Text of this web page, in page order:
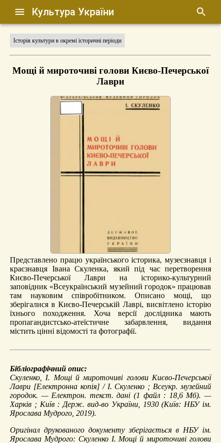
Культура України
Історія культури в окремі історичні періоди
Мощі й мироточиві голови Києво-Печерської
Лаври
Представлено працю українського історика, музеєзнавця і
краєзнавця Івана Скуленка, який під час перетворення
Києво-Печерської Лаври на історико-культурний
заповідник «Всеукраїнський музейний городок» працював
там науковим співробітником. Описано мощі, що
зберігалися в Києво-Печерській Лаврі, висвітлено історію
їхнього походження. Хоча версії дослідника мають
пропагандистсько-атеїстичне забарвлення, видання
містить цінні відомості та фотографії.
Бібліографічний опис:
Скуленко, І. Мощі й мироточиві голови Києво-Печерської
Лаври [Електронна копія] / І. Скуленко ; Всеукр. музейний
городок. — Електрон. текст. дані (1 файл : 18,6 Мб). —
Харків ; Київ : Держ. вид-во України, 1930 (Київ: НБУ ім.
Ярослава Мудрого, 2019).
Оригінал друкованого документу зберігається в НБУ ім.
Ярослава Мудрого: Скуленко І. Мощі й мироточиві голови